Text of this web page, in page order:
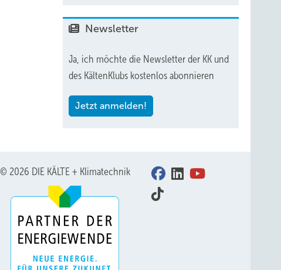
Newsletter
Ja, ich möchte die Newsletter der KK und
des KältenKlubs kostenlos abonnieren
Jetzt anmelden!
© 2026 DIE KÄLTE + Klimatechnik